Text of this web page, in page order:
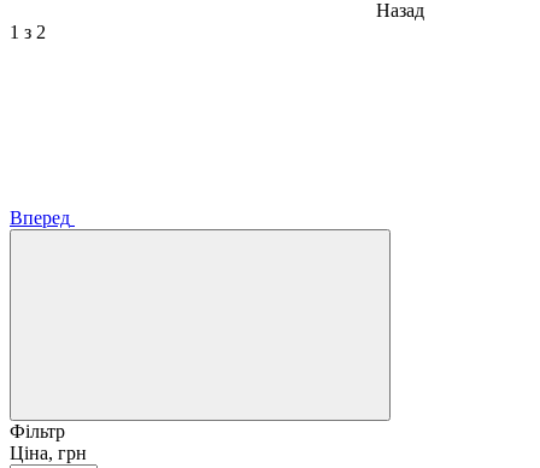
Назад
1 з 2
Вперед
Фільтр
Ціна, грн